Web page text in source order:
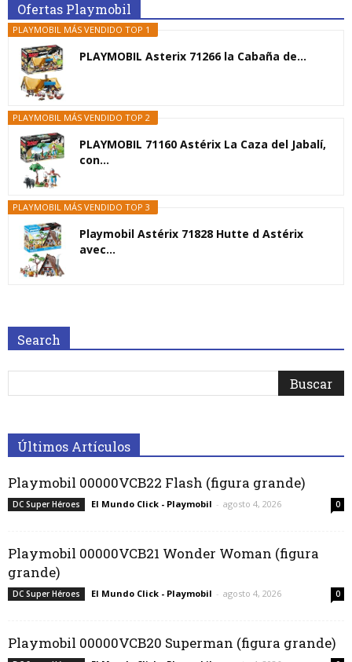
Ofertas Playmobil
PLAYMOBIL MÁS VENDIDO TOP 1
PLAYMOBIL Asterix 71266 la Cabaña de...
PLAYMOBIL MÁS VENDIDO TOP 2
PLAYMOBIL 71160 Astérix La Caza del Jabalí,
con...
PLAYMOBIL MÁS VENDIDO TOP 3
Playmobil Astérix 71828 Hutte d Astérix
avec...
Search
Últimos Artículos
Playmobil 00000VCB22 Flash (figura grande)
DC Super Héroes El Mundo Click - Playmobil - agosto 4, 2026 0
Playmobil 00000VCB21 Wonder Woman (figura
grande)
DC Super Héroes El Mundo Click - Playmobil - agosto 4, 2026 0
Playmobil 00000VCB20 Superman (figura grande)